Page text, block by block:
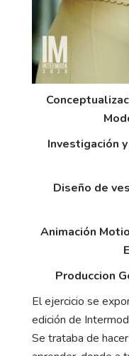
Investigación
Diseño de
Animación
Produccion
El ejercicio se
edición de
Se trataba de